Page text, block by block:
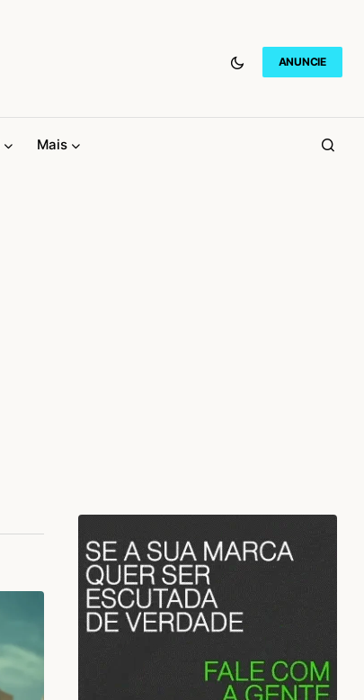
ANUNCIE
Mais